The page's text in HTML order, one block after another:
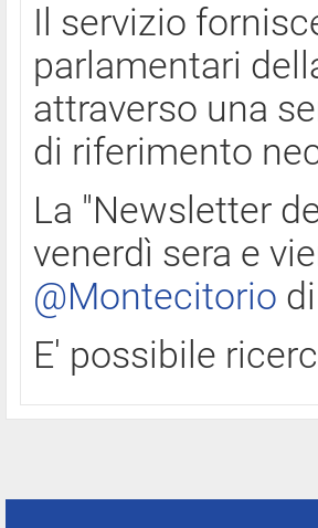
Il servizio
parlamentari
attraverso una
di riferimento
La "Newsletter
venerdì sera e
@Montecitorio
E' possibile